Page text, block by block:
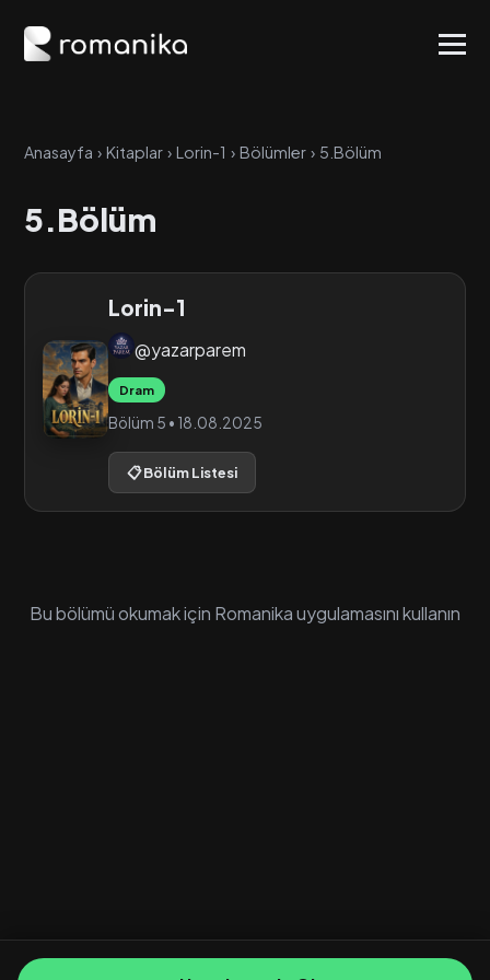
Anasayfa › Kitaplar › Lorin-1 › Bölümler › 5.Bölüm
5.Bölüm
Lorin-1
@yazarparem
Dram
Bölüm 5 • 18.08.2025
📋 Bölüm Listesi
Bu bölümü okumak için Romanika uygulamasını kullanın